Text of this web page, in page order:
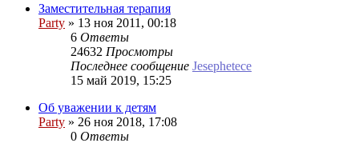
Заместительная терапия
Party » 13 ноя 2011, 00:18
6 Ответы
24632 Просмотры
Последнее сообщение Jesephetece
15 май 2019, 15:25
Об уважении к детям
Party » 26 ноя 2018, 17:08
0 Ответы